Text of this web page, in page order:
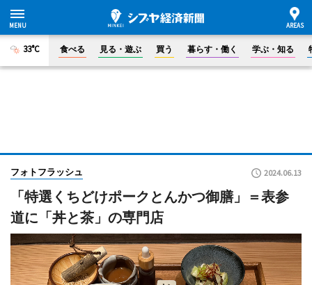
33°C 食べる 見る・遊ぶ 買う 暮らす・働く 学ぶ・知る
フォトフラッシュ 2024.06.13
「特選くちどけポークとんかつ御膳」＝表参
道に「丼と茶」の専門店